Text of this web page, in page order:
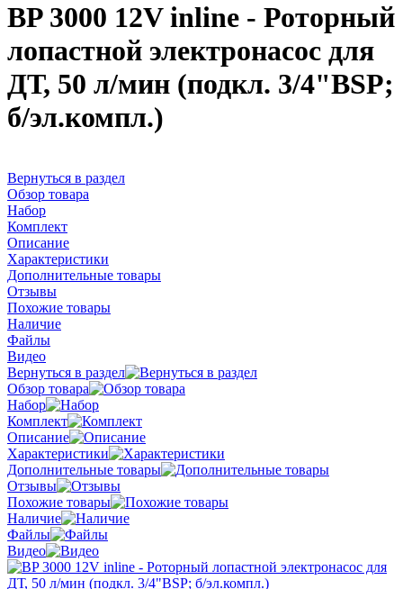
BP 3000 12V inline - Роторный
лопастной электронасос для
ДТ, 50 л/мин (подкл. 3/4"BSP;
б/эл.компл.)
Вернуться в раздел
Обзор товара
Набор
Комплект
Описание
Характеристики
Дополнительные товары
Отзывы
Похожие товары
Наличие
Файлы
Видео
Вернуться в раздел
Обзор товара
Набор
Комплект
Описание
Характеристики
Дополнительные товары
Отзывы
Похожие товары
Наличие
Файлы
Видео